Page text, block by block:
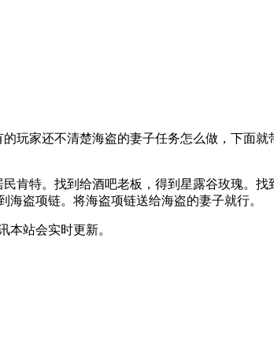
玩家还不清楚海盗的妻子任务怎么做，下面就
特。找到给酒吧老板，得到星露谷玫瑰。找
盗项链。将海盗项链送给海盗的妻子就行。
站会实时更新。